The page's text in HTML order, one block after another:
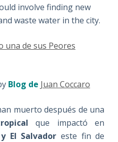
involve finding new
waste water in the city.
una de sus Peores
Blog de Juan Coccaro
muerto después de una
que impactó en
El Salvador este fin de